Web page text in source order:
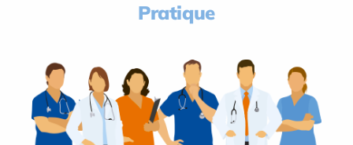
Pratique